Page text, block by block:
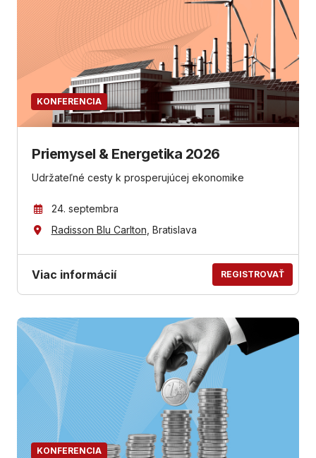
KONFERENCIA
Priemysel & Energetika 2026
Udržateľné cesty k prosperujúcej ekonomike
24. septembra
Radisson Blu Carlton , Bratislava
Viac informácií REGISTROVAŤ
KONFERENCIA